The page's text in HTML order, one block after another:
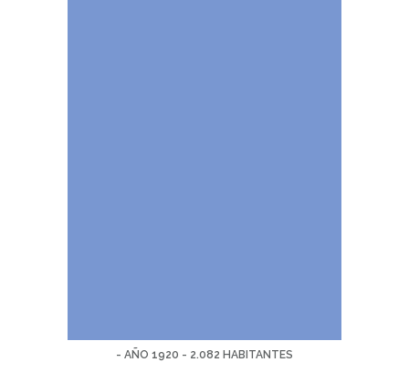
- AÑO 1920 - 2.082 HABITANTES